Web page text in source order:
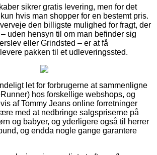
sikrer gratis levering, men for det
hvis man shopper for en bestemt pris.
den billigste mulighed for fragt, der
uden hensyn til om man befinder sig
eller Grindsted – er at få
pakken til et udleveringssted.
let for forbrugerne at sammenligne
hos forskellige webshops, og
af Tommy Jeans online forretninger
med at nedbringe salgspriserne på
og babyer, og yderligere også til herrer
og endda nogle gange garantere